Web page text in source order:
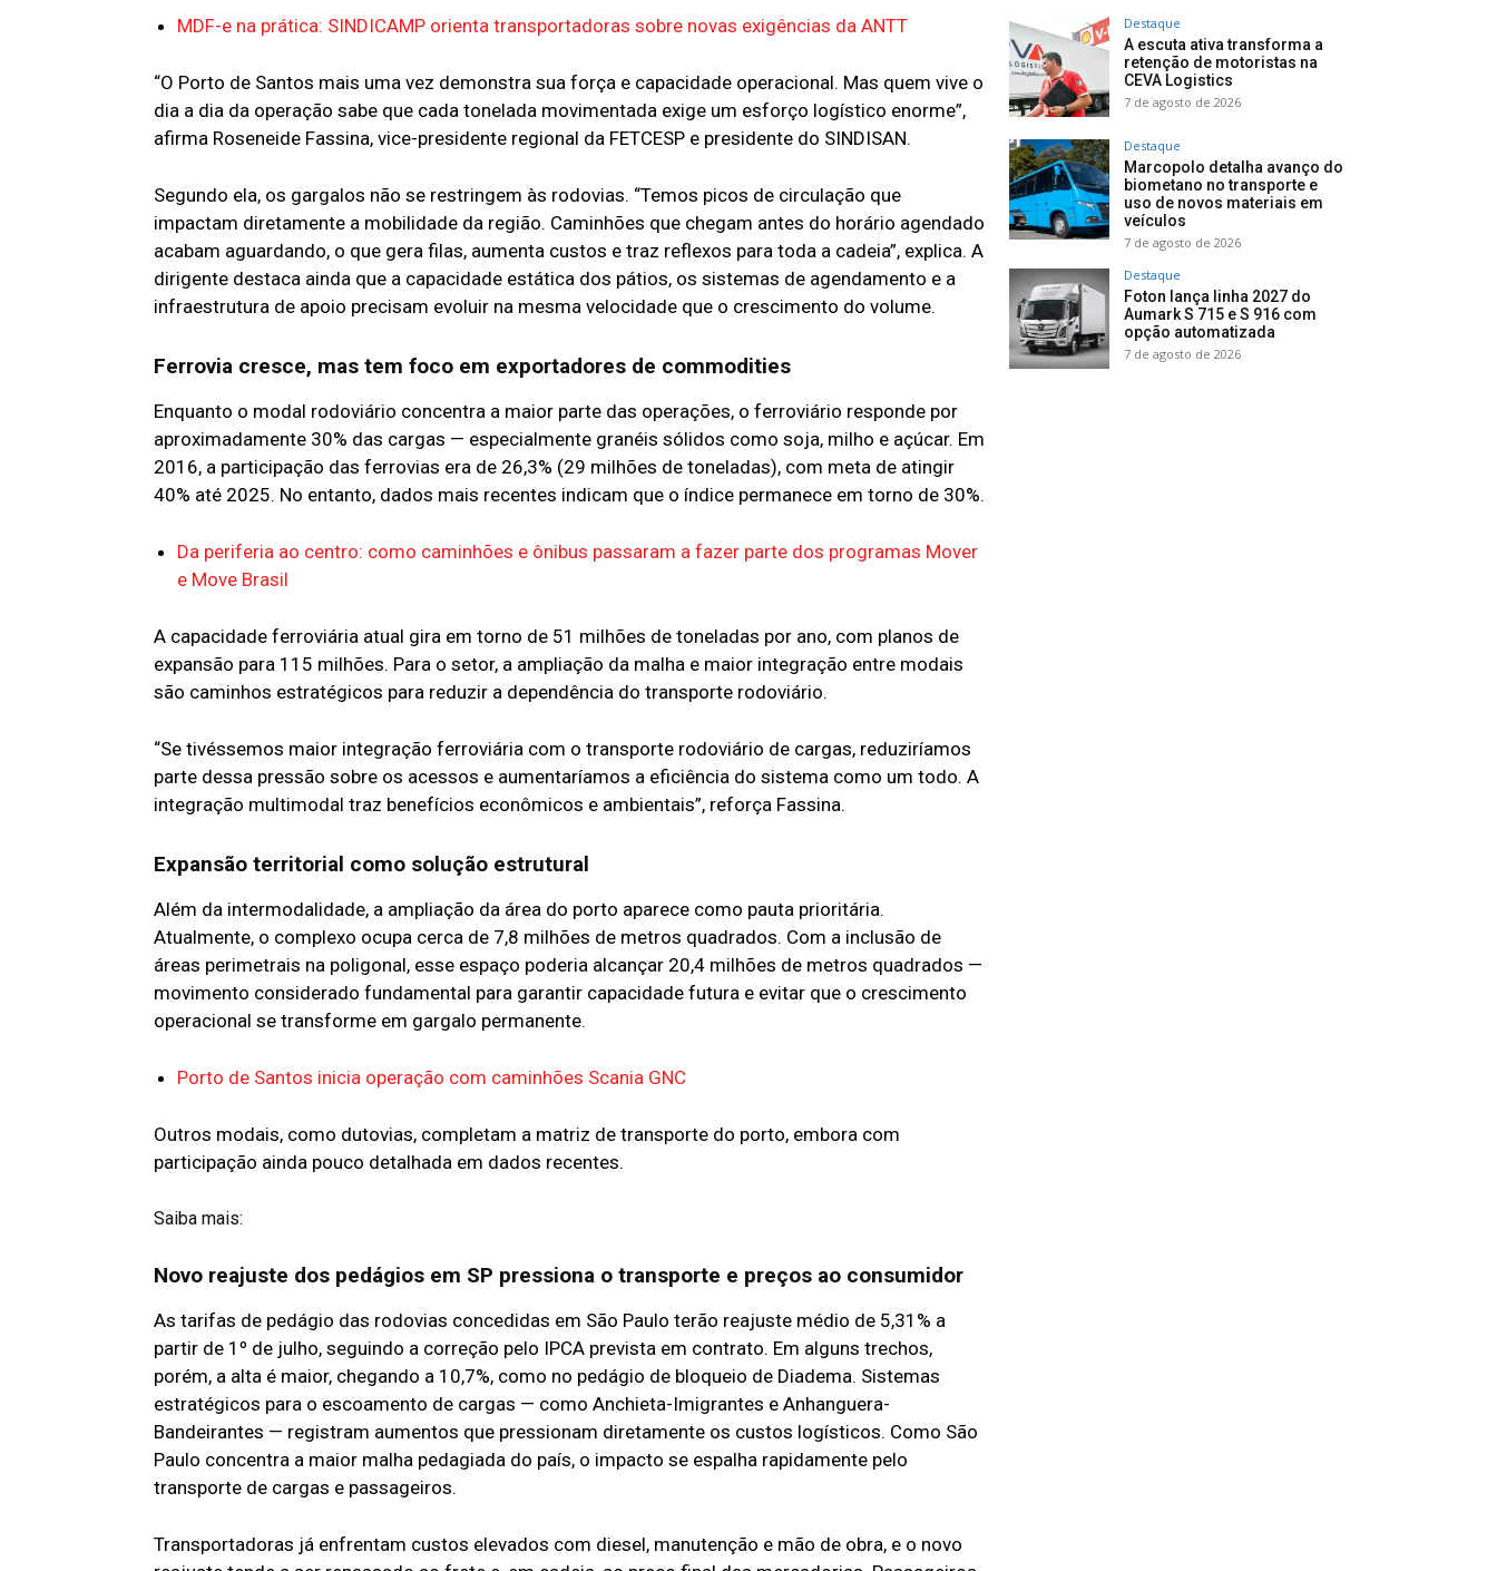
MDF-e na prática: SINDICAMP orienta transportadoras sobre novas exigências da ANTT
“O Porto de Santos mais uma vez demonstra sua força e capacidade operacional. Mas quem vive o
dia a dia da operação sabe que cada tonelada movimentada exige um esforço logístico enorme”,
afirma Roseneide Fassina, vice-presidente regional da FETCESP e presidente do SINDISAN.
Segundo ela, os gargalos não se restringem às rodovias. “Temos picos de circulação que
impactam diretamente a mobilidade da região. Caminhões que chegam antes do horário agendado
acabam aguardando, o que gera filas, aumenta custos e traz reflexos para toda a cadeia”, explica. A
dirigente destaca ainda que a capacidade estática dos pátios, os sistemas de agendamento e a
infraestrutura de apoio precisam evoluir na mesma velocidade que o crescimento do volume.
Ferrovia cresce, mas tem foco em exportadores de commodities
Enquanto o modal rodoviário concentra a maior parte das operações, o ferroviário responde por
aproximadamente 30% das cargas — especialmente granéis sólidos como soja, milho e açúcar. Em
2016, a participação das ferrovias era de 26,3% (29 milhões de toneladas), com meta de atingir
40% até 2025. No entanto, dados mais recentes indicam que o índice permanece em torno de 30%.
Da periferia ao centro: como caminhões e ônibus passaram a fazer parte dos programas Mover
e Move Brasil
A capacidade ferroviária atual gira em torno de 51 milhões de toneladas por ano, com planos de
expansão para 115 milhões. Para o setor, a ampliação da malha e maior integração entre modais
são caminhos estratégicos para reduzir a dependência do transporte rodoviário.
“Se tivéssemos maior integração ferroviária com o transporte rodoviário de cargas, reduziríamos
parte dessa pressão sobre os acessos e aumentaríamos a eficiência do sistema como um todo. A
integração multimodal traz benefícios econômicos e ambientais”, reforça Fassina.
Expansão territorial como solução estrutural
Além da intermodalidade, a ampliação da área do porto aparece como pauta prioritária.
Atualmente, o complexo ocupa cerca de 7,8 milhões de metros quadrados. Com a inclusão de
áreas perimetrais na poligonal, esse espaço poderia alcançar 20,4 milhões de metros quadrados —
movimento considerado fundamental para garantir capacidade futura e evitar que o crescimento
operacional se transforme em gargalo permanente.
Porto de Santos inicia operação com caminhões Scania GNC
Outros modais, como dutovias, completam a matriz de transporte do porto, embora com
participação ainda pouco detalhada em dados recentes.
Saiba mais:
Novo reajuste dos pedágios em SP pressiona o transporte e preços ao consumidor
As tarifas de pedágio das rodovias concedidas em São Paulo terão reajuste médio de 5,31% a
partir de 1º de julho, seguindo a correção pelo IPCA prevista em contrato. Em alguns trechos,
porém, a alta é maior, chegando a 10,7%, como no pedágio de bloqueio de Diadema. Sistemas
estratégicos para o escoamento de cargas — como Anchieta-Imigrantes e Anhanguera-
Bandeirantes — registram aumentos que pressionam diretamente os custos logísticos. Como São
Paulo concentra a maior malha pedagiada do país, o impacto se espalha rapidamente pelo
transporte de cargas e passageiros.
Transportadoras já enfrentam custos elevados com diesel, manutenção e mão de obra, e o novo
Destaque
A escuta ativa transforma a
retenção de motoristas na
CEVA Logistics
7 de agosto de 2026
Destaque
Marcopolo detalha avanço do
biometano no transporte e
uso de novos materiais em
veículos
7 de agosto de 2026
Destaque
Foton lança linha 2027 do
Aumark S 715 e S 916 com
opção automatizada
7 de agosto de 2026